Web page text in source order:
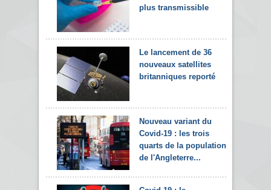
plus transmissible
Le lancement de 36
nouveaux satellites
britanniques reporté
Nouveau variant du
Covid-19 : les trois
quarts de la population
de l'Angleterre...